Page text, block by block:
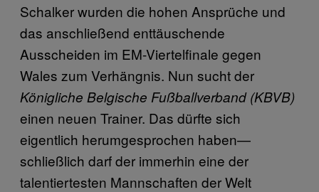
Schalker wurden die hohen Ansprüche und
das anschließend enttäuschende
Ausscheiden im EM-Viertelfinale gegen
Wales zum Verhängnis. Nun sucht der
Königliche Belgische Fußballverband (KBVB)
einen neuen Trainer. Das dürfte sich
eigentlich herumgesprochen haben—
schließlich darf der immerhin eine der
talentiertesten Mannschaften der Welt